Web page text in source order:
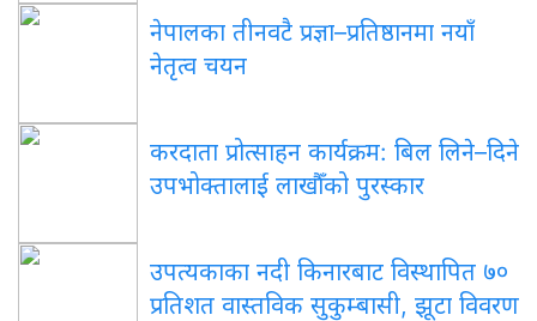
नेपालका तीनवटै प्रज्ञा–प्रतिष्ठानमा नयाँ
नेतृत्व चयन
करदाता प्रोत्साहन कार्यक्रम: बिल लिने–दिने
उपभोक्तालाई लाखौँको पुरस्कार
उपत्यकाका नदी किनारबाट विस्थापित ७०
प्रतिशत वास्तविक सुकुम्बासी, झूटा विवरण